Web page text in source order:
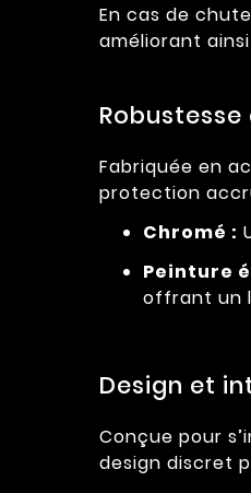
En cas de
améliorant
Fabriquée en
protection
Chromé :
Peinture
offrant un
Design et
Conçue pour
design discret